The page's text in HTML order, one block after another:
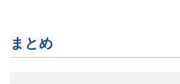
まとめ